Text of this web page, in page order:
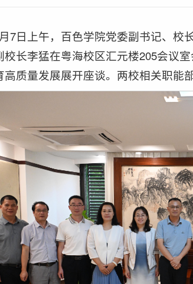
7日上午，百色学院党委副书记、校
校长李猛在粤海校区汇元楼205会议
高质量发展展开座谈。两校相关职能